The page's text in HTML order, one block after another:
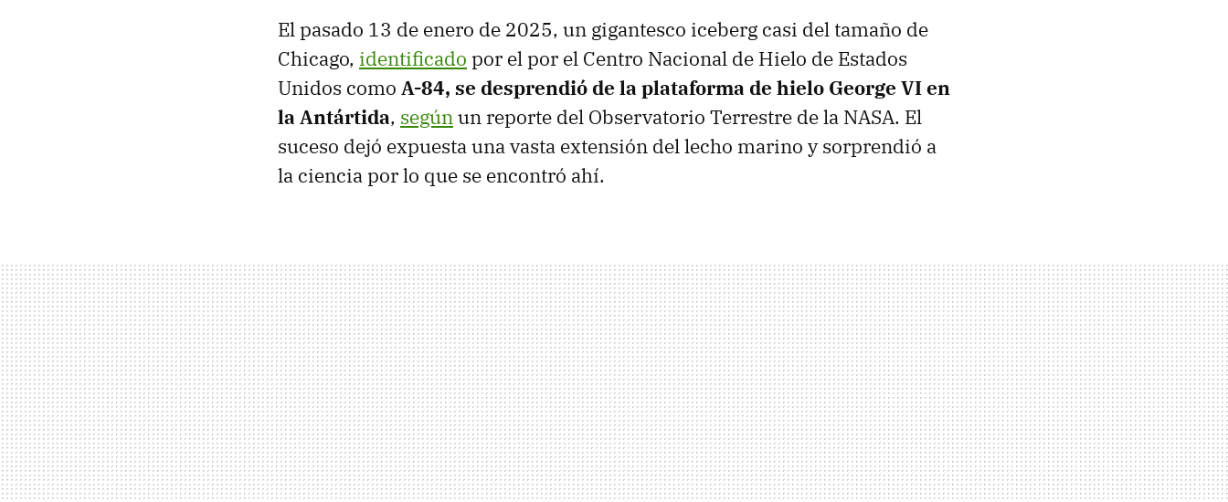
El pasado 13 de enero de 2025, un gigantesco iceberg casi del tamaño de
Chicago, identificado por el por el Centro Nacional de Hielo de Estados
Unidos como A-84, se desprendió de la plataforma de hielo George VI en
la Antártida, segúnun reporte del Observatorio Terrestre de la NASA. El
suceso dejó expuesta una vasta extensión del lecho marino y sorprendió a
la ciencia por lo que se encontró ahí.